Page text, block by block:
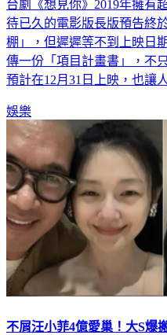
台劇《想見你》2019年擁有
待已久的電影版長版預告終
棚」，但遲遲等不到上映日
傳一份「項目計畫書」，不
預計在12月31日上映，也讓
娛樂
不屑汪小菲4億愛巢！大S